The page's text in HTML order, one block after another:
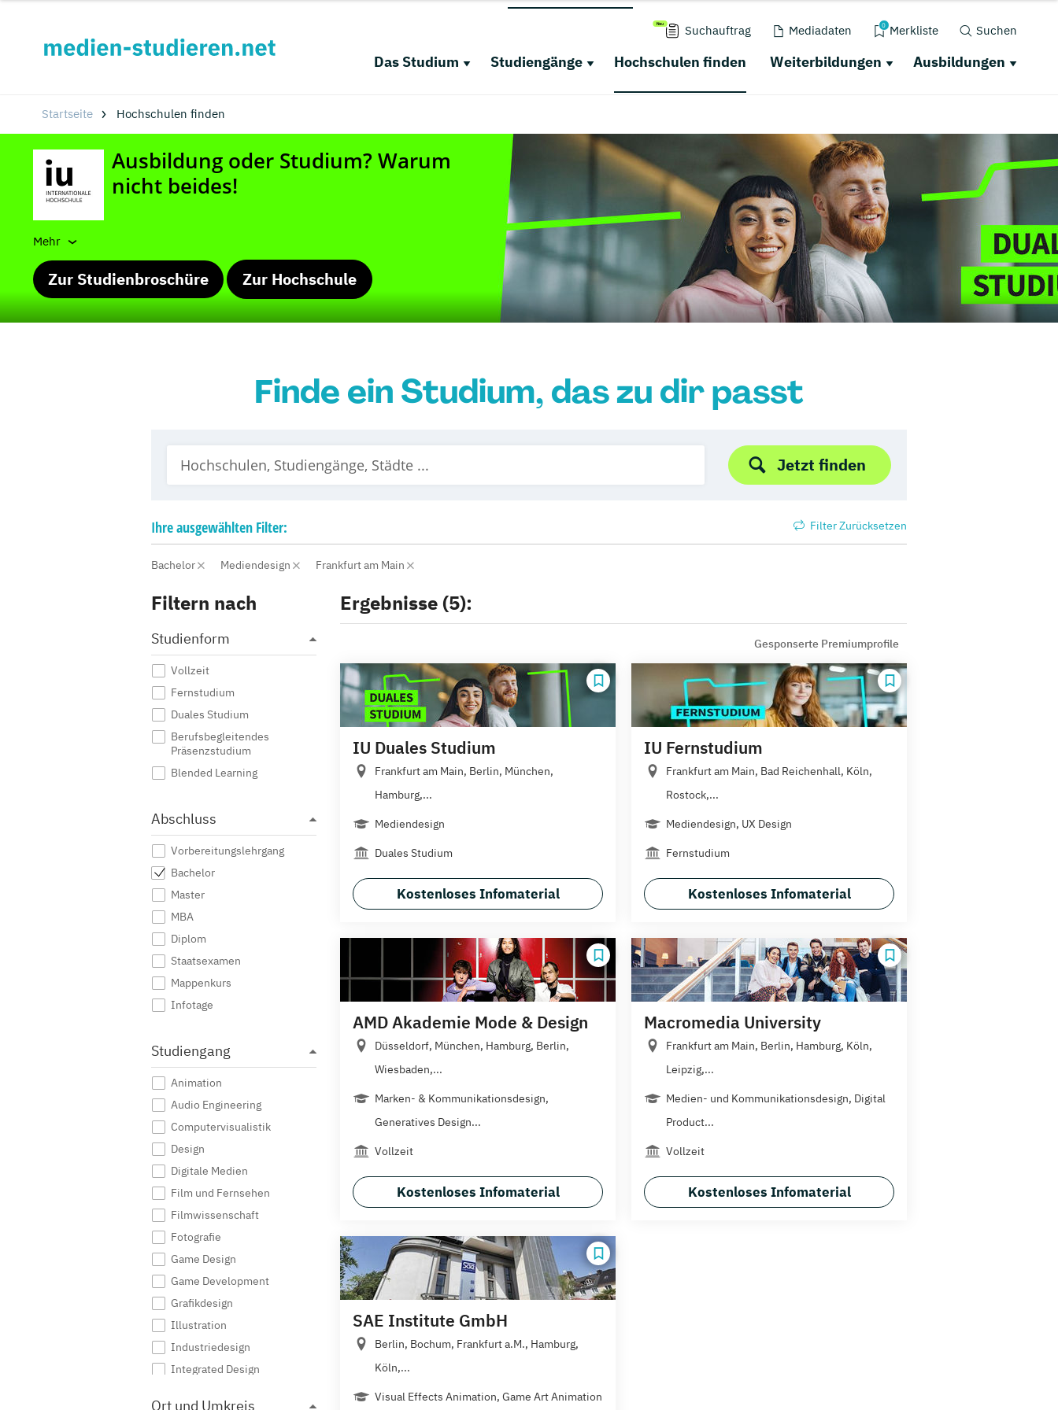
Suchauftrag Mediadaten 0 Merkliste Suchen
Das Studium Studiengänge Hochschulen finden Weiterbildungen Ausbildungen
Startseite Hochschulen finden
Mehr
Zur Studienbroschüre Zur Hochschule
Finde ein Studium, das zu dir passt
Jetzt finden
Ihreausgewählten Filter: Filter Zurücksetzen
Bachelor Mediendesign Frankfurt am Main
Filtern nach
Studienform
Vollzeit
Fernstudium
Duales Studium
Berufsbegleitendes
Präsenzstudium
Blended Learning
Abschluss
Vorbereitungslehrgang
Bachelor
Master
MBA
Diplom
Staatsexamen
Mappenkurs
Infotage
Studiengang
Animation
Audio Engineering
Computervisualistik
Design
Digitale Medien
Film und Fernsehen
Filmwissenschaft
Fotografie
Game Design
Game Development
Grafikdesign
Illustration
Industriedesign
Integrated Design
Ort und Umkreis
Ergebnisse (5):
Gesponserte Premiumprofile
IU Duales Studium
Frankfurt am Main, Berlin, München,
Hamburg,...
Mediendesign
Duales Studium
Kostenloses Infomaterial
IU Fernstudium
Frankfurt am Main, Bad Reichenhall, Köln,
Rostock,...
Mediendesign, UX Design
Fernstudium
Kostenloses Infomaterial
AMD Akademie Mode & Design
Düsseldorf, München, Hamburg, Berlin,
Wiesbaden,...
Marken- & Kommunikationsdesign,
Generatives Design...
Vollzeit
Kostenloses Infomaterial
Macromedia University
Frankfurt am Main, Berlin, Hamburg, Köln,
Leipzig,...
Medien- und Kommunikationsdesign, Digital
Product...
Vollzeit
Kostenloses Infomaterial
SAE Institute GmbH
Berlin, Bochum, Frankfurt a.M., Hamburg,
Köln,...
Visual Effects Animation, Game Art Animation